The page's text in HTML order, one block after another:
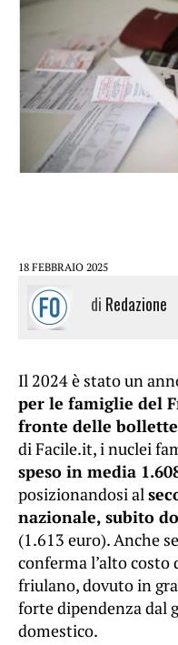
18 FEBBRAIO 2025
di Redazione
Il 2024 è stato un
per le famiglie del
fronte delle bollette
di Facile.it, i nuclei
speso in media
posizionandosi al
nazionale, subito
(1.613 euro). Anche
conferma l’alto
friulano, dovuto in
forte dipendenza dal
domestico.